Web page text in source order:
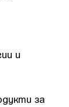
и
за